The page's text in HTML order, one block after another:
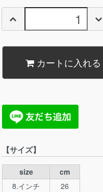
カートに入れる
【サイズ】
size
cm
8.インチ
26